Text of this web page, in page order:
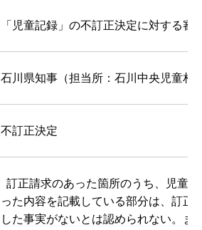
「児童記録」の不訂正決定に対する審
石川県知事（担当所：石川中央児童相
不訂正決定
訂正請求のあった箇所のうち、児童
った内容を記載している部分は、訂正
した事実がないとは認められない。ま